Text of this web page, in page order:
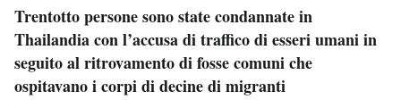
Trentotto persone sono state condannate in
Thailandia con l’accusa di traffico di esseri umani in
seguito al ritrovamento di fosse comuni che
ospitavano i corpi di decine di migranti